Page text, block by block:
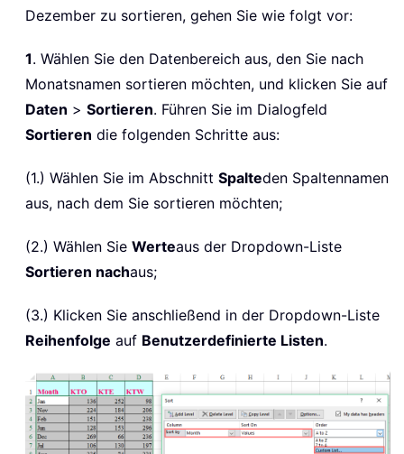
Dezember zu sortieren, gehen Sie wie folgt vor:
1. Wählen Sie den Datenbereich aus, den Sie nach
Monatsnamen sortieren möchten, und klicken Sie auf
Daten > Sortieren. Führen Sie im Dialogfeld
Sortieren die folgenden Schritte aus:
(1.) Wählen Sie im Abschnitt Spalteden Spaltennamen
aus, nach dem Sie sortieren möchten;
(2.) Wählen Sie Werteaus der Dropdown-Liste
Sortieren nachaus;
(3.) Klicken Sie anschließend in der Dropdown-Liste
Reihenfolge auf Benutzerdefinierte Listen.